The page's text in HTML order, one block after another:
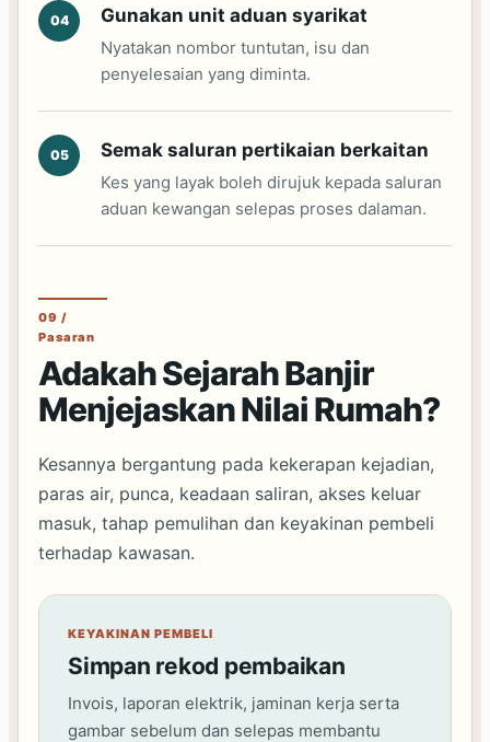
Gunakan unit aduan syarikat
Nyatakan nombor tuntutan, isu dan
penyelesaian yang diminta.
Semak saluran pertikaian berkaitan
Kes yang layak boleh dirujuk kepada saluran
aduan kewangan selepas proses dalaman.
09 /
Pasaran
Adakah Sejarah Banjir
Menjejaskan Nilai Rumah?
Kesannya bergantung pada kekerapan kejadian,
paras air, punca, keadaan saliran, akses keluar
masuk, tahap pemulihan dan keyakinan pembeli
terhadap kawasan.
KEYAKINAN PEMBELI
Simpan rekod pembaikan
Invois, laporan elektrik, jaminan kerja serta
gambar sebelum dan selepas membantu